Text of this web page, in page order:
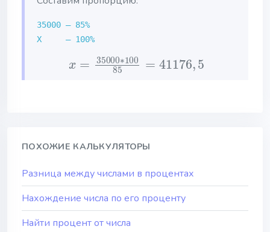
35000 — 85%
X — 100%
35000∗100 85=41176
ПОХОЖИЕ КАЛЬКУЛЯТОРЫ
Разница между числами в процентах
Нахождение числа по его проценту
Найти процент от числа